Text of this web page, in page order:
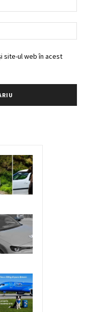
site-ul web în acest